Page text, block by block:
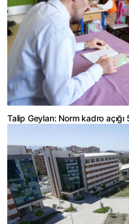
Talip Geylan: Norm kadro